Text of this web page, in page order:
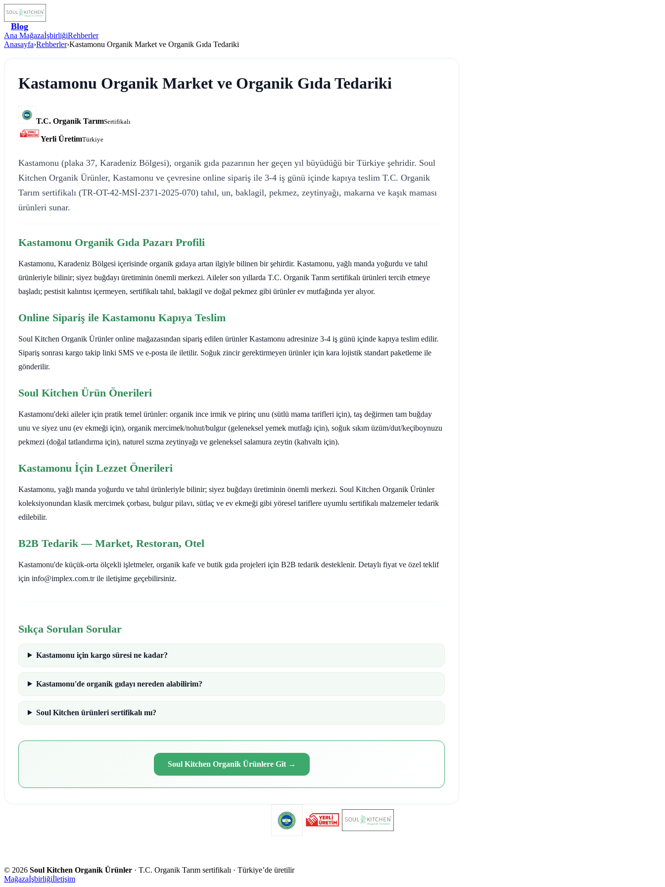
Blog
Ana MağazaİşbirliğiRehberler
Anasayfa›Rehberler›Kastamonu Organik Market ve Organik Gıda Tedariki
Kastamonu Organik Market ve Organik Gıda Tedariki
T.C. Organik TarımSertifikalı
Yerli ÜretimTürkiye
Kastamonu (plaka 37, Karadeniz Bölgesi), organik gıda pazarının her geçen yıl büyüdüğü bir Türkiye şehridir. Soul
Kitchen Organik Ürünler, Kastamonu ve çevresine online sipariş ile 3-4 iş günü içinde kapıya teslim T.C. Organik
Tarım sertifikalı (TR-OT-42-MSİ-2371-2025-070) tahıl, un, baklagil, pekmez, zeytinyağı, makarna ve kaşık maması
ürünleri sunar.
Kastamonu Organik Gıda Pazarı Profili
Kastamonu, Karadeniz Bölgesi içerisinde organik gıdaya artan ilgiyle bilinen bir şehirdir. Kastamonu, yağlı manda yoğurdu ve tahıl
ürünleriyle bilinir; siyez buğdayı üretiminin önemli merkezi. Aileler son yıllarda T.C. Organik Tarım sertifikalı ürünleri tercih etmeye
başladı; pestisit kalıntısı içermeyen, sertifikalı tahıl, baklagil ve doğal pekmez gibi ürünler ev mutfağında yer alıyor.
Online Sipariş ile Kastamonu Kapıya Teslim
Soul Kitchen Organik Ürünler online mağazasından sipariş edilen ürünler Kastamonu adresinize 3-4 iş günü içinde kapıya teslim edilir.
Sipariş sonrası kargo takip linki SMS ve e-posta ile iletilir. Soğuk zincir gerektirmeyen ürünler için kara lojistik standart paketleme ile
gönderilir.
Soul Kitchen Ürün Önerileri
Kastamonu'deki aileler için pratik temel ürünler: organik ince irmik ve pirinç unu (sütlü mama tarifleri için), taş değirmen tam buğday
unu ve siyez unu (ev ekmeği için), organik mercimek/nohut/bulgur (geleneksel yemek mutfağı için), soğuk sıkım üzüm/dut/keçiboynuzu
pekmezi (doğal tatlandırma için), naturel sızma zeytinyağı ve geleneksel salamura zeytin (kahvaltı için).
Kastamonu İçin Lezzet Önerileri
Kastamonu, yağlı manda yoğurdu ve tahıl ürünleriyle bilinir; siyez buğdayı üretiminin önemli merkezi. Soul Kitchen Organik Ürünler
koleksiyonundan klasik mercimek çorbası, bulgur pilavı, sütlaç ve ev ekmeği gibi yöresel tariflere uyumlu sertifikalı malzemeler tedarik
edilebilir.
B2B Tedarik — Market, Restoran, Otel
Kastamonu'de küçük-orta ölçekli işletmeler, organik kafe ve butik gıda projeleri için B2B tedarik desteklenir. Detaylı fiyat ve özel teklif
için info@implex.com.tr ile iletişime geçebilirsiniz.
Sıkça Sorulan Sorular
Kastamonu için kargo süresi ne kadar?
Kastamonu'de organik gıdayı nereden alabilirim?
Soul Kitchen ürünleri sertifikalı mı?
Soul Kitchen Organik Ürünlere Git→
© 2026 Soul Kitchen Organik Ürünler · T.C. Organik Tarım sertifikalı · Türkiye’de üretilir
Mağazaİşbirliğiİletişim